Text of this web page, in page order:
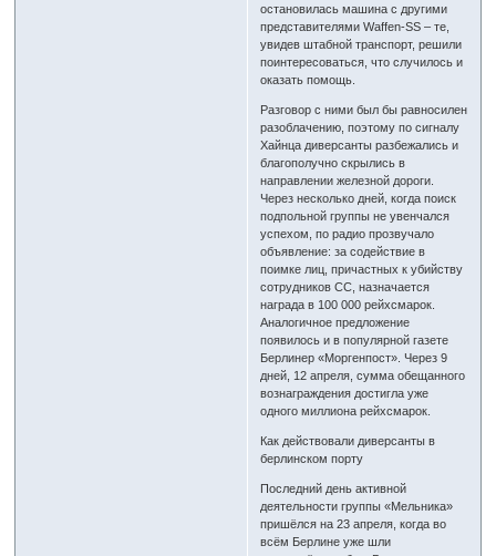
остановилась машина с другими
представителями Waffen-SS – те,
увидев штабной транспорт, решили
поинтересоваться, что случилось и
оказать помощь.
Разговор с ними был бы равносилен
разоблачению, поэтому по сигналу
Хайнца диверсанты разбежались и
благополучно скрылись в
направлении железной дороги.
Через несколько дней, когда поиск
подпольной группы не увенчался
успехом, по радио прозвучало
объявление: за содействие в
поимке лиц, причастных к убийству
сотрудников СС, назначается
награда в 100 000 рейхсмарок.
Аналогичное предложение
появилось и в популярной газете
Берлинер «Моргенпост». Через 9
дней, 12 апреля, сумма обещанного
вознаграждения достигла уже
одного миллиона рейхсмарок.
Как действовали диверсанты в
берлинском порту
Последний день активной
деятельности группы «Мельника»
пришёлся на 23 апреля, когда во
всём Берлине уже шли